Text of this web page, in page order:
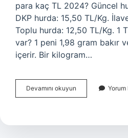
para kaç TL 2024? Güncel
DKP hurda: 15,50 TL/Kg.
Toplu hurda: 12,50 TL/Kg. 1
var? 1 peni 1,98 gram bakır
içerir. Bir kilogram…
Devamını okuyun
Tl
2024
Yorum